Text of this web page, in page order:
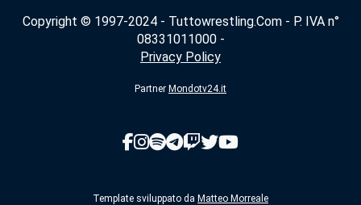
Copyright © 1997-2024 - Tuttowrestling.Com - P. IVA n°
08331011000 -
Privacy Policy
Partner Mondotv24.it
Template sviluppato da Matteo Morreale